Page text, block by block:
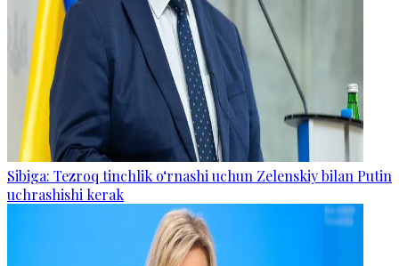
Sibiga: Tezroq tinchlik o‘rnashi uchun Zelenskiy bilan Putin
uchrashishi kerak